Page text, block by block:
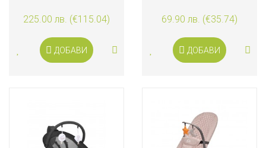
225.00 лв. (€115.04)
ДОБАВИ
69.90 лв. (€35.74)
ДОБАВИ